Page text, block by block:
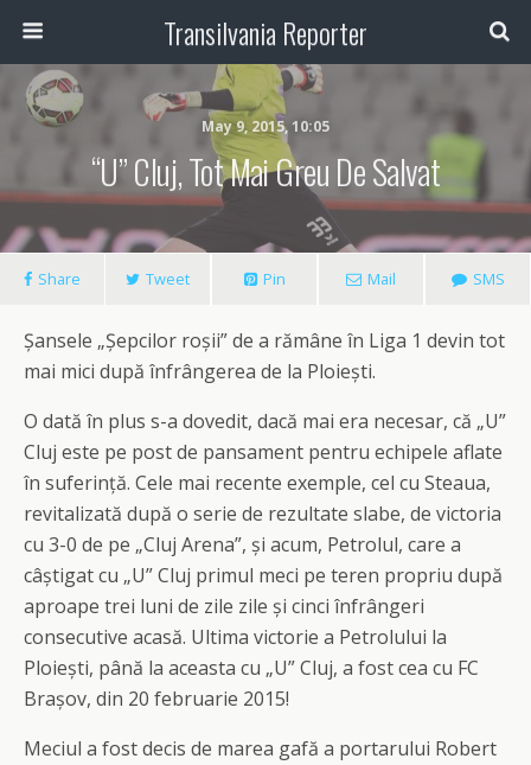
Transilvania Reporter
May 9, 2015, 10:05
“U” Cluj, Tot Mai Greu De Salvat
Share Tweet Pin Mail SMS
Șansele „Șepcilor roșii” de a rămâne în Liga 1 devin tot
mai mici după înfrângerea de la Ploiești.
O dată în plus s-a dovedit, dacă mai era necesar, că „U”
Cluj este pe post de pansament pentru echipele aflate
în suferință. Cele mai recente exemple, cel cu Steaua,
revitalizată după o serie de rezultate slabe, de victoria
cu 3-0 de pe „Cluj Arena”, și acum, Petrolul, care a
câștigat cu „U” Cluj primul meci pe teren propriu după
aproape trei luni de zile zile și cinci înfrângeri
consecutive acasă. Ultima victorie a Petrolului la
Ploiești, până la aceasta cu „U” Cluj, a fost cea cu FC
Brașov, din 20 februarie 2015!
Meciul a fost decis de marea gafă a portarului Robert